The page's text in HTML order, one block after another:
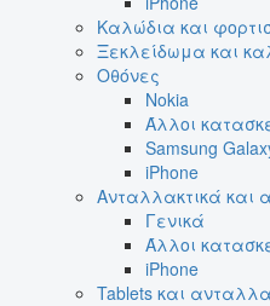
Καλώδια και
Ξεκλείδωμα και
Οθόνες
Nokia
Άλλοι
Samsung
iPhone
Ανταλλακτικά και
Γενικά
Άλλοι
iPhone
Tablets και